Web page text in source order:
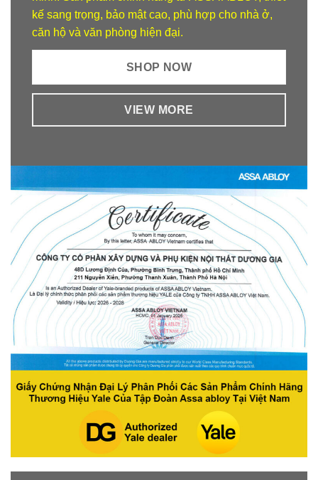
kế sang trọng, bảo mật cao, phù hợp cho nhà ở,
căn hộ và văn phòng hiện đại.
SHOP NOW
VIEW MORE